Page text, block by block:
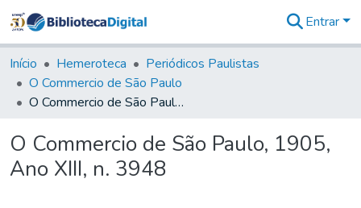
&
Coleções
Tudo na
Biblioteca
Estatísticas
Entrar
Início Hemeroteca
Periódicos Paulistas
O Commercio de São Paulo
O Commercio de São Paulo, 1905, Ano XIII, n. 3948
O Commercio de São Paulo, 1905,
Ano XIII, n. 3948